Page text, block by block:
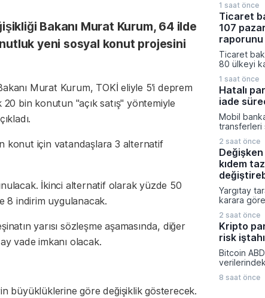
Bakanı Murat Kurum, 64 ilde
yeni sosyal konut projesini
Murat Kurum, TOKİ eliyle 5'i deprem
bin konutun "açık satış" yöntemiyle
konut için vatandaşlara 3 alternatif
İkinci alternatif olarak yüzde 50
8 indirim uygulanacak.
yarısı sözleşme aşamasında, diğer
vade imkanı olacak.
büyüklüklerine göre değişiklik gösterecek.
yolculuk
niteliğinde
Ulaştırma
tarafından
saati bulan
saat 45
1 saat önce
Ticaret
107
raporunu
Ticaret
80 ülkeyi
Ticaret
hazırlanan
iş
üzere
açıldı.
1 saat önce
Hatalı
iade
Mobil
transferleri
mali
konusunda
kritik
onayı
bilgilerinin
titizlikle
için en
gösteriliyor.
2 saat önce
kıdem
Yargıtay
karara
prim
tazminatı
yasal bir
Takım
işçinin
primlerin
2 saat önce
Kripto
risk
Bitcoin
8 saat önce